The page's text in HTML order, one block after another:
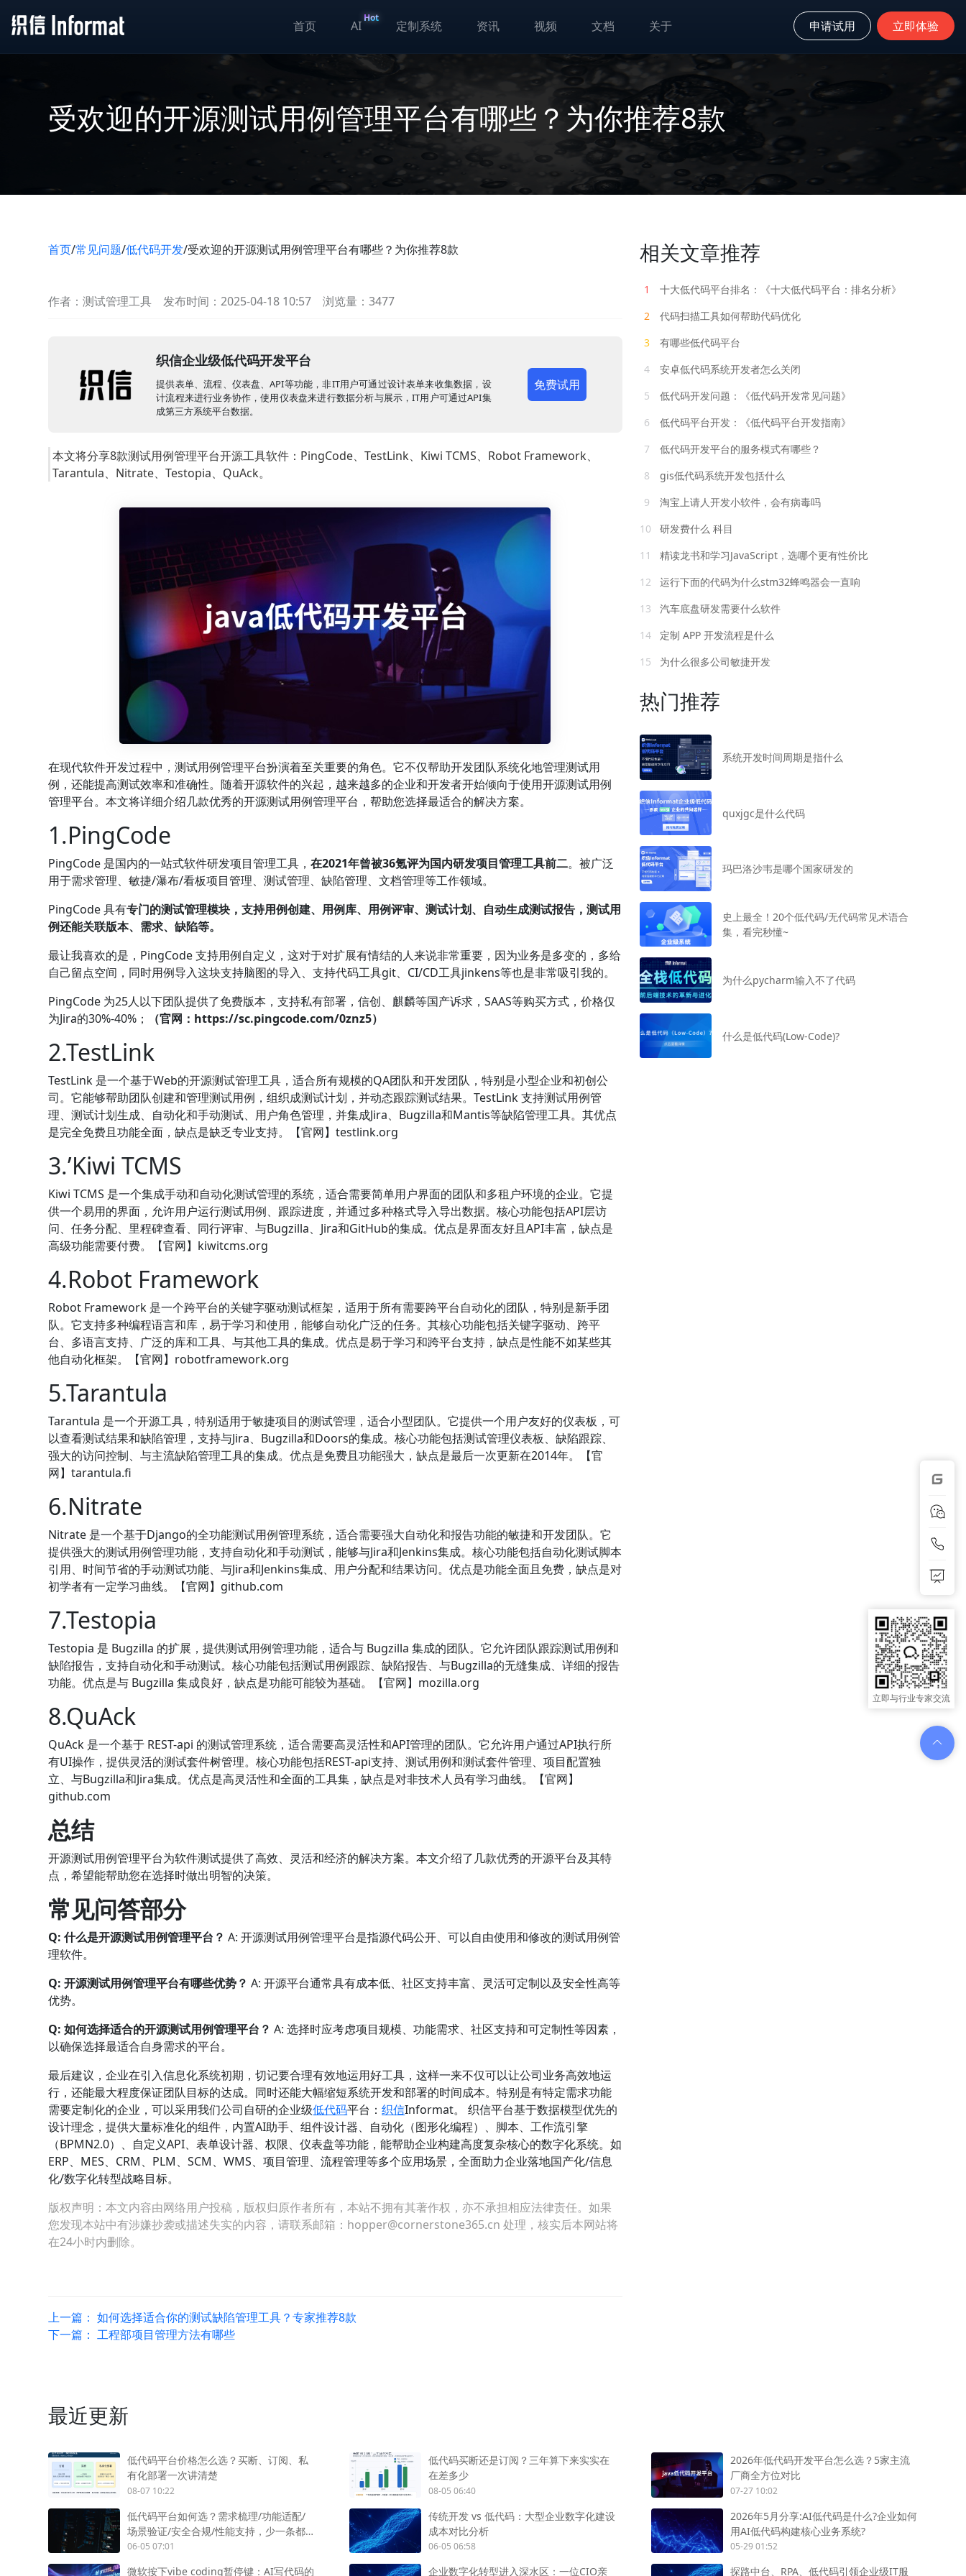
首页 AI
Hot
定制系统 资讯 视频 文档 关于 申请试用 立即体验
受欢迎的开源测试用例管理平台有哪些？为你推荐8款
首页/常见问题/低代码开发/受欢迎的开源测试用例管理平台有哪些？为你推荐8款
作者：测试管理工具 发布时间：2025-04-18 10:57 浏览量：3477
织信企业级低代码开发平台
提供表单、流程、仪表盘、API等功能，非IT用户可通过设计表单来收集数据，设
计流程来进行业务协作，使用仪表盘来进行数据分析与展示，IT用户可通过API集
成第三方系统平台数据。
免费试用
本文将分享8款测试用例管理平台开源工具软件：PingCode、TestLink、Kiwi TCMS、Robot Framework、
Tarantula、Nitrate、Testopia、QuAck。
在现代软件开发过程中，测试用例管理平台扮演着至关重要的角色。它不仅帮助开发团队系统化地管理测试用
例，还能提高测试效率和准确性。随着开源软件的兴起，越来越多的企业和开发者开始倾向于使用开源测试用例
管理平台。本文将详细介绍几款优秀的开源测试用例管理平台，帮助您选择最适合的解决方案。
1.PingCode
PingCode 是国内的一站式软件研发项目管理工具，在2021年曾被36氪评为国内研发项目管理工具前二。被广泛
用于需求管理、敏捷/瀑布/看板项目管理、测试管理、缺陷管理、文档管理等工作领域。
PingCode 具有专门的测试管理模块，支持用例创建、用例库、用例评审、测试计划、自动生成测试报告，测试用
例还能关联版本、需求、缺陷等。
最让我喜欢的是，PingCode 支持用例自定义，这对于对扩展有情结的人来说非常重要，因为业务是多变的，多给
自己留点空间，同时用例导入这块支持脑图的导入、支持代码工具git、CI/CD工具jinkens等也是非常吸引我的。
PingCode 为25人以下团队提供了免费版本，支持私有部署，信创、麒麟等国产诉求，SAAS等购买方式，价格仅
为Jira的30%-40%；
（官网：https://sc.pingcode.com/0znz5）
2.TestLink
TestLink 是一个基于Web的开源测试管理工具，适合所有规模的QA团队和开发团队，特别是小型企业和初创公
司。它能够帮助团队创建和管理测试用例，组织成测试计划，并动态跟踪测试结果。TestLink 支持测试用例管
理、测试计划生成、自动化和手动测试、用户角色管理，并集成Jira、Bugzilla和Mantis等缺陷管理工具。其优点
是完全免费且功能全面，缺点是缺乏专业支持。【官网】testlink.org
3.’Kiwi TCMS
Kiwi TCMS 是一个集成手动和自动化测试管理的系统，适合需要简单用户界面的团队和多租户环境的企业。它提
供一个易用的界面，允许用户运行测试用例、跟踪进度，并通过多种格式导入导出数据。核心功能包括API层访
问、任务分配、里程碑查看、同行评审、与Bugzilla、Jira和GitHub的集成。优点是界面友好且API丰富，缺点是
高级功能需要付费。【官网】kiwitcms.org
4.Robot Framework
Robot Framework 是一个跨平台的关键字驱动测试框架，适用于所有需要跨平台自动化的团队，特别是新手团
队。它支持多种编程语言和库，易于学习和使用，能够自动化广泛的任务。其核心功能包括关键字驱动、跨平
台、多语言支持、广泛的库和工具、与其他工具的集成。优点是易于学习和跨平台支持，缺点是性能不如某些其
他自动化框架。【官网】robotframework.org
5.Tarantula
Tarantula 是一个开源工具，特别适用于敏捷项目的测试管理，适合小型团队。它提供一个用户友好的仪表板，可
以查看测试结果和缺陷管理，支持与Jira、Bugzilla和Doors的集成。核心功能包括测试管理仪表板、缺陷跟踪、
强大的访问控制、与主流缺陷管理工具的集成。优点是免费且功能强大，缺点是最后一次更新在2014年。【官
网】tarantula.fi
6.Nitrate
Nitrate 是一个基于Django的全功能测试用例管理系统，适合需要强大自动化和报告功能的敏捷和开发团队。它
提供强大的测试用例管理功能，支持自动化和手动测试，能够与Jira和Jenkins集成。核心功能包括自动化测试脚本
引用、时间节省的手动测试功能、与Jira和Jenkins集成、用户分配和结果访问。优点是功能全面且免费，缺点是对
初学者有一定学习曲线。【官网】github.com
7.Testopia
Testopia 是 Bugzilla 的扩展，提供测试用例管理功能，适合与 Bugzilla 集成的团队。它允许团队跟踪测试用例和
缺陷报告，支持自动化和手动测试。核心功能包括测试用例跟踪、缺陷报告、与Bugzilla的无缝集成、详细的报告
功能。优点是与 Bugzilla 集成良好，缺点是功能可能较为基础。【官网】mozilla.org
8.QuAck
QuAck 是一个基于 REST-api 的测试管理系统，适合需要高灵活性和API管理的团队。它允许用户通过API执行所
有UI操作，提供灵活的测试套件树管理。核心功能包括REST-api支持、测试用例和测试套件管理、项目配置独
立、与Bugzilla和Jira集成。优点是高灵活性和全面的工具集，缺点是对非技术人员有学习曲线。【官网】
github.com
总结
开源测试用例管理平台为软件测试提供了高效、灵活和经济的解决方案。本文介绍了几款优秀的开源平台及其特
点，希望能帮助您在选择时做出明智的决策。
常见问答部分
Q: 什么是开源测试用例管理平台？ A: 开源测试用例管理平台是指源代码公开、可以自由使用和修改的测试用例管
理软件。
Q: 开源测试用例管理平台有哪些优势？ A: 开源平台通常具有成本低、社区支持丰富、灵活可定制以及安全性高等
优势。
Q: 如何选择适合的开源测试用例管理平台？ A: 选择时应考虑项目规模、功能需求、社区支持和可定制性等因素，
以确保选择最适合自身需求的平台。
最后建议，企业在引入信息化系统初期，切记要合理有效地运用好工具，这样一来不仅可以让公司业务高效地运
行，还能最大程度保证团队目标的达成。同时还能大幅缩短系统开发和部署的时间成本。特别是有特定需求功能
需要定制化的企业，可以采用我们公司自研的企业级低代码平台 ：织信Informat。 织信平台基于数据模型优先的
设计理念，提供大量标准化的组件，内置AI助手、组件设计器、自动化（图形化编程）、脚本、工作流引擎
（BPMN2.0）、自定义API、表单设计器、权限、仪表盘等功能，能帮助企业构建高度复杂核心的数字化系统。如
ERP、MES、CRM、PLM、SCM、WMS、项目管理、流程管理等多个应用场景，全面助力企业落地国产化/信息
化/数字化转型战略目标。
版权声明：本文内容由网络用户投稿，版权归原作者所有，本站不拥有其著作权，亦不承担相应法律责任。如果
您发现本站中有涉嫌抄袭或描述失实的内容，请联系邮箱：hopper@cornerstone365.cn 处理，核实后本网站将
在24小时内删除。
上一篇：如何选择适合你的测试缺陷管理工具？专家推荐8款
下一篇：工程部项目管理方法有哪些
相关文章推荐
1
十大低代码平台排名：《十大低代码平台：排名分析》
2
代码扫描工具如何帮助代码优化
3
有哪些低代码平台
4
安卓低代码系统开发者怎么关闭
5
低代码开发问题：《低代码开发常见问题》
6
低代码平台开发：《低代码平台开发指南》
7
低代码开发平台的服务模式有哪些？
8
gis低代码系统开发包括什么
9
淘宝上请人开发小软件，会有病毒吗
10
研发费什么 科目
11
精读龙书和学习JavaScript，选哪个更有性价比
12
运行下面的代码为什么stm32蜂鸣器会一直响
13
汽车底盘研发需要什么软件
14
定制 APP 开发流程是什么
15
为什么很多公司敏捷开发
热门推荐
系统开发时间周期是指什么
quxjgc是什么代码
玛巴洛沙韦是哪个国家研发的
史上最全！20个低代码/无代码常见术语合
集，看完秒懂~
为什么pycharm输入不了代码
什么是低代码(Low-Code)?
最近更新
低代码平台价格怎么选？买断、订阅、私
有化部署一次讲清楚
08-07 10:22
低代码买断还是订阅？三年算下来实实在
在差多少
08-05 06:40
2026年低代码开发平台怎么选？5家主流
厂商全方位对比
07-27 10:02
低代码平台如何选？需求梳理/功能适配/
场景验证/安全合规/性能支持，少一条都
不行
06-05 07:01
传统开发 vs 低代码：大型企业数字化建设
成本对比分析
06-05 06:58
2026年5月分享:AI低代码是什么?企业如何
用AI低代码构建核心业务系统?
05-29 01:52
微软按下vibe coding暂停键：AI写代码的 企业数字化转型进入深水区：一位CIO亲 探路中台、RPA、低代码引领企业级IT服
立即与行业专家交流